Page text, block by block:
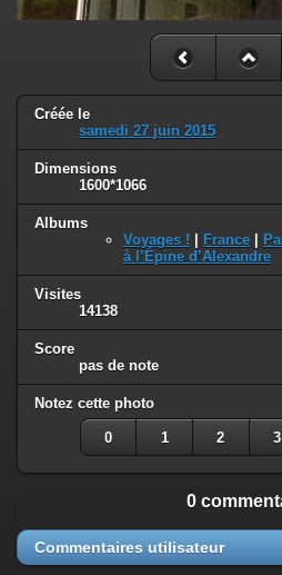
Créée le
samedi 27 juin 2015
Dimensions
1600*1066
Albums
Voyages !
France
à l’Épine d’Alexandre
Visites
14138
Score
pas de note
Notez cette photo
0 1 2 3
0
Commentaires utilisateur